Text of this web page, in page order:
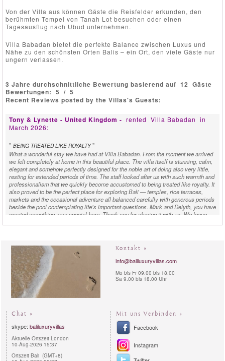
Von der Villa aus können Gäste die Reisfelder erkunden, den
berühmten Tempel von Tanah Lot besuchen oder einen
Tagesausflug nach Ubud unternehmen.
Villa Babadan bietet die perfekte Balance zwischen Luxus und
Nähe zu den schönsten Orten Balis – ein Ort, den viele Gäste nur
ungern verlassen.
3 Jahre durchschnittliche Bewertung basierend auf 12 Gäste
Bewertungen: 5 / 5
Recent Reviews posted by the Villas's Guests:
Tony & Lynette - United Kingdom - rented Villa Babadan in
March 2026:
" BEING TREATED LIKE ROYALTY"
What a wonderful stay we have had at Villa Babadan. From the moment we arrived
we felt completely at home in this beautiful place. The villa itself is stunning, calm,
elegant and somehow perfectly designed for the noble art of doing also very little,
resting for extended periods of time. The staff looked after us with such warmth and
professionalism that we quickly become accustomed to being treated like royalty. It
also proved to be the perfect place for exploring Bali — temples, rice terraces,
markets and the occasional adventure all balanced carefully with generous periods
beside the pool contemplating life’s important questions. Mark and Delyth, you have
created something very special here. Thank you for sharing it with us. We leave
Matthias D. & Family - France - rented Villa Babadan
December 2025:
AMAZING VILLA IN A QUIET LOCATION
We had a lovely stay in villa Babadan– We really enjoyed it and the location was
great to really feel the Bali lifestyle. The villa is amazing, in a quiet location. All the
staff have been so kind with us and very helpful, allowing us to make the most of
would definitely recommend it!!! Thanks a lot again for making us feel “at home”
Nigel & Louisa Family- Australia -rented
August 2025:
Kontakt »
info@baliluxuryvillas.com
Mo bis Fr 09.00 bis 18.00
Sa 9.00 bis 18.00 Uhr
Chat »
skype: baliluxuryvillas
Aktuelle Ortszeit London
10-Aug-2026 15:37
Ortszeit Bali (GMT+8)
Mit uns Verbinden »
Facebook
Instagram